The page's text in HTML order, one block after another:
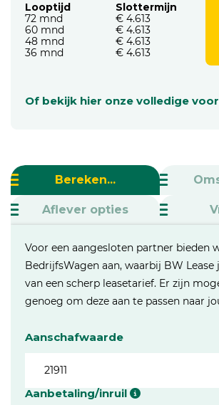
Looptijd
72 mnd
60 mnd
48 mnd
36 mnd
Slottermijn
€ 4.613
€ 4.613
€ 4.613
€ 4.613
Of bekijk hier onze volledige
Bereken...
Aflever opties
Voor een aangesloten partner bieden
BedrijfsWagen aan, waarbij BW Lease
van een scherp leasetarief. Er zijn
genoeg om deze aan te passen naar
Aanschafwaarde
Aanbetaling/inruil